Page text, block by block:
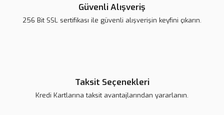
Güvenli Alışveriş
256 Bit SSL sertifikası ile güvenli alışverişin keyfini çıkarın.
Taksit Seçenekleri
Kredi Kartlarına taksit avantajlarından yararlanın.